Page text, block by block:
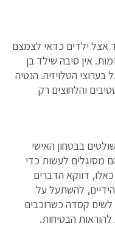
אצל ילדים כדאי לצמצם
אין סיבה שילד בן
הטלויזיה. הנטיה
והלחוצים רק
בבטחון האישי
מסוגלים לעשות כדי
דווקא הדברים
להשתעל על
קסדה כשרוכבים
הבטיחות.